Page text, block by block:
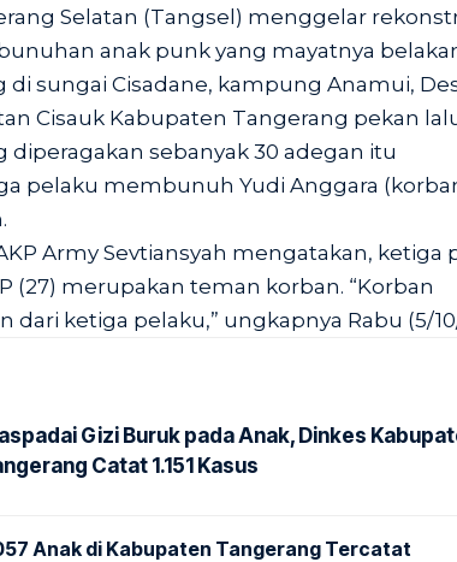
Selatan (Tangsel) menggelar
anak punk yang mayatnya
sungai Cisadane, kampung Anamui,
Cisauk Kabupaten Tangerang pekan
diperagakan sebanyak 30 adegan itu
pelaku membunuh Yudi Anggara
Army Sevtiansyah mengatakan, ketiga
(27) merupakan teman korban. “Korban
ketiga pelaku,” ungkapnya Rabu (5/
Gizi Buruk pada Anak, Dinkes
Catat 1.151 Kasus
Anak di Kabupaten Tangerang Tercatat